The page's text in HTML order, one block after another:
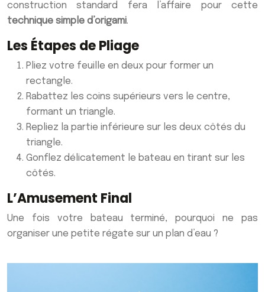
construction standard fera l’affaire pour cette
technique simple d’origami.
Les Étapes de Pliage
Pliez votre feuille en deux pour former un
rectangle.
Rabattez les coins supérieurs vers le centre,
formant un triangle.
Repliez la partie inférieure sur les deux côtés du
triangle.
Gonflez délicatement le bateau en tirant sur les
côtés.
L’Amusement Final
Une fois votre bateau terminé, pourquoi ne pas
organiser une petite régate sur un plan d’eau ?